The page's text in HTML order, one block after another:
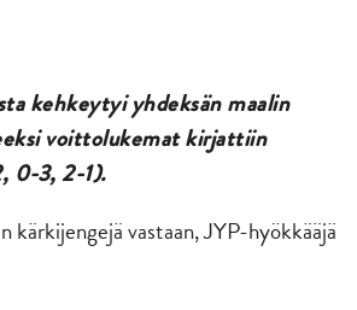
kehkeytyi yhdeksän maalin
voittolukemat kirjattiin
0-3, 2-1).
kärkijengejä vastaan, JYP-hyökkääjä